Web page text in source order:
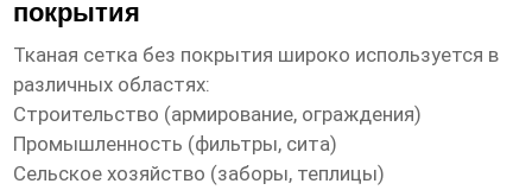
покрытия
Тканая сетка без покрытия широко используется в
различных областях:
Строительство (армирование, ограждения)
Промышленность (фильтры, сита)
Сельское хозяйство (заборы, теплицы)